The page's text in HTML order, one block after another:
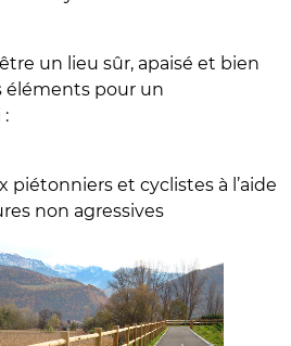
un lieu sûr, apaisé et bien
éléments pour un
:
piétonniers et cyclistes à l’aide
non agressives